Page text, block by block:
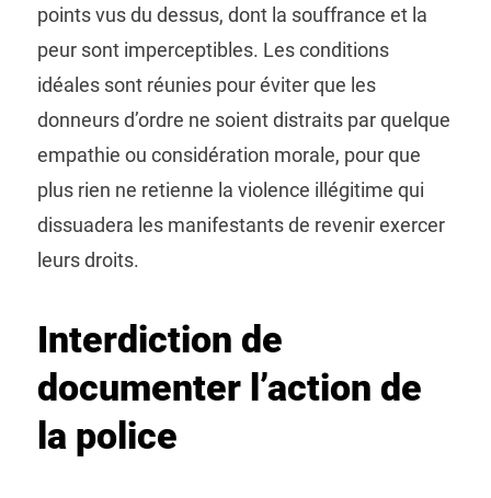
points vus du dessus, dont la souffrance et la
peur sont imperceptibles. Les conditions
idéales sont réunies pour éviter que les
donneurs d’ordre ne soient distraits par quelque
empathie ou considération morale, pour que
plus rien ne retienne la violence illégitime qui
dissuadera les manifestants de revenir exercer
leurs droits.
Interdiction de
documenter l’action de
la police